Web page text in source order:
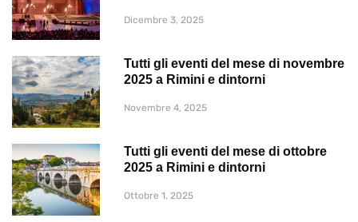
Dicembre 3, 2025
Tutti gli eventi del mese di novembre
2025 a Rimini e dintorni
Novembre 4, 2025
Tutti gli eventi del mese di ottobre
2025 a Rimini e dintorni
Ottobre 1, 2025